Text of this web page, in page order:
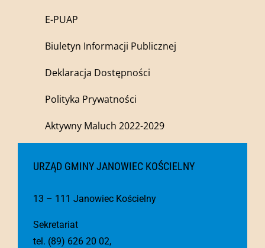
E-PUAP
Biuletyn Informacji Publicznej
Deklaracja Dostępności
Polityka Prywatności
Aktywny Maluch 2022-2029
URZĄD GMINY JANOWIEC KOŚCIELNY
13 – 111 Janowiec Kościelny
Sekretariat
tel. (89) 626 20 02,